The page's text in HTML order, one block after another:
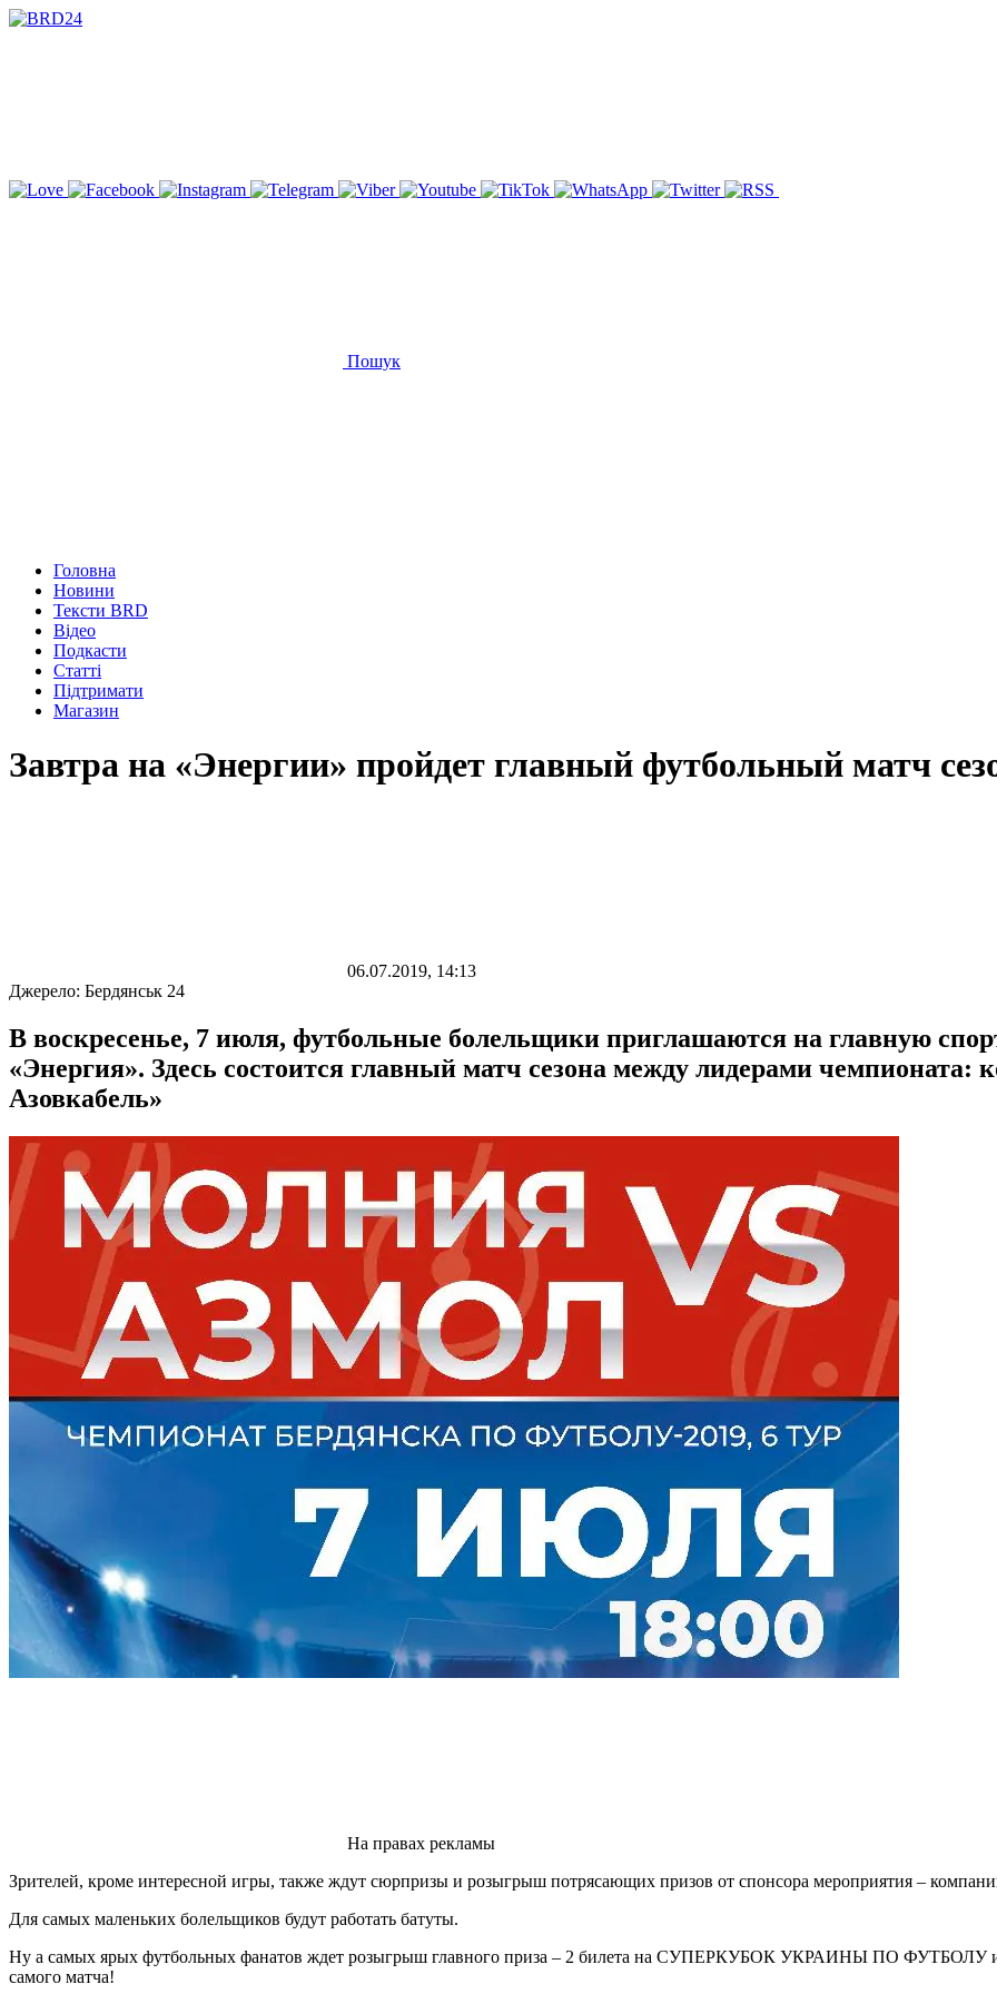
Пошук
Головна
Новини
Тексти BRD
Відео
Подкасти
Статті
Підтримати
Магазин
Завтра на «Энергии» пройдет главный футбольный матч
06.07.2019, 14:13
Джерело: Бердянськ 24
В воскресенье, 7 июля, футбольные болельщики приглашаются на главную
«Энергия». Здесь состоится главный матч сезона между лидерами
Азовкабель»
На правах рекламы
Зрителей, кроме интересной игры, также ждут сюрпризы и розыгрыш потрясающих призов от спонсора мероприятия –
Для самых маленьких болельщиков будут работать батуты.
Ну а самых ярых футбольных фанатов ждет розыгрыш главного приза – 2 билета на СУПЕРКУБОК УКРАИНЫ ПО ФУТБОЛУ
самого матча!